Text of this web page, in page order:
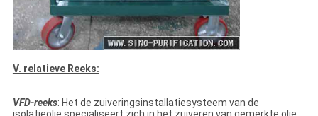
V. relatieve Reeks:
VFD-reeks: Het de zuiveringsinstallatiesysteem van de